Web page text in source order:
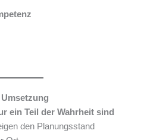
ein Teil der Wahrheit sind
den Planungsstand